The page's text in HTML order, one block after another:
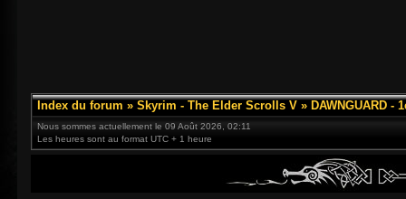
Index du forum » Skyrim - The Elder Scrolls V » DAWNGUARD -
Nous sommes actuellement le 09 Août 2026, 02:11
Les heures sont au format UTC + 1 heure